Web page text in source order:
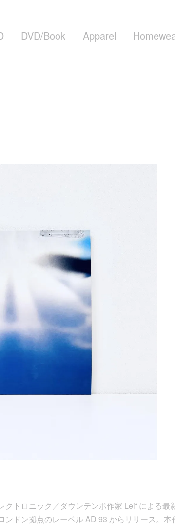
DVD/Book Apparel
クトロニック／ダウンテンポ作家 Leif による
ンドン拠点のレーベル AD 93 からリリース。